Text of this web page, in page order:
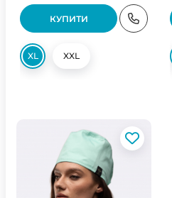
КУПИТИ
XL XXL